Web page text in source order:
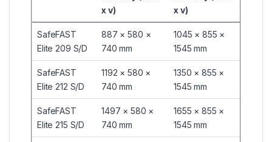
x v)
x v)
SafeFAST
Elite 209 S/D
887 × 580 ×
740 mm
1045 × 855 ×
1545 mm
SafeFAST
Elite 212 S/D
1192 × 580 ×
740 mm
1350 × 855 ×
1545 mm
SafeFAST
Elite 215 S/D
1497 × 580 ×
740 mm
1655 × 855 ×
1545 mm